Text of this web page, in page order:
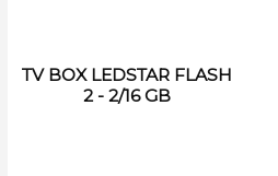
TV BOX LEDSTAR FLASH
2 - 2/16 GB